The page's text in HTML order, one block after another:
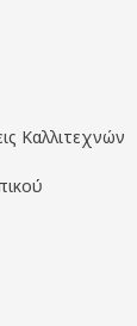
Καλλιτεχνών